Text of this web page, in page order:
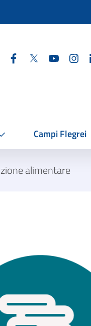
Facebook
Twitter YouTube
Campi Flegrei
alimentare